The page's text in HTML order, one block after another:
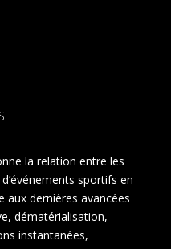
la relation entre les
sportifs en
aux dernières avancées
dématérialisation,
instantanées,